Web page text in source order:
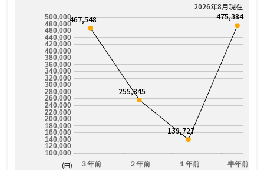
2026年8月現在
３年前 ２年前 １年前 半年前
100,000
120,000
140,000
160,000
180,000
200,000
220,000
240,000
260,000
280,000
300,000
320,000
340,000
360,000
380,000
400,000
420,000
440,000
460,000
480,000
500,000467,548
255,845
139,727
475,384
(円)